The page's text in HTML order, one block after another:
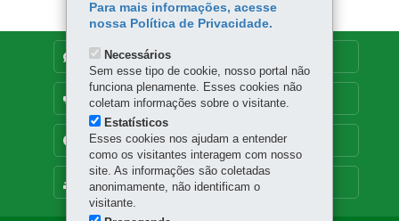
MAPA DO SITE
DENUNCIE CORRUPÇÃO
OUVIDORIA
TRANSPARÊNCIA INSTITUCIONAL
Para mais informações, acesse
nossa Política de Privacidade.
Necessários
Sem esse tipo de cookie, nosso portal não
funciona plenamente. Esses cookies não
coletam informações sobre o visitante.
Estatísticos
Esses cookies nos ajudam a entender
como os visitantes interagem com nosso
site. As informações são coletadas
anonimamente, não identificam o
visitante.